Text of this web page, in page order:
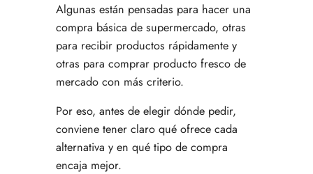
Algunas están pensadas para hacer una
compra básica de supermercado, otras
para recibir productos rápidamente y
otras para comprar producto fresco de
mercado con más criterio.
Por eso, antes de elegir dónde pedir,
conviene tener claro qué ofrece cada
alternativa y en qué tipo de compra
encaja mejor.